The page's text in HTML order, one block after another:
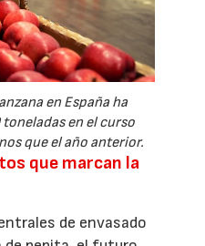
en España ha
en el curso
que el año anterior.
que marcan la
de envasado